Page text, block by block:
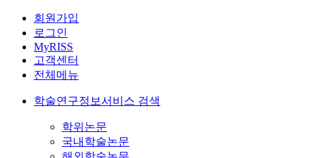
회원가입
로그인
MyRISS
고객센터
전체메뉴
학술연구정보서비스 검색
학위논문
국내학술논문